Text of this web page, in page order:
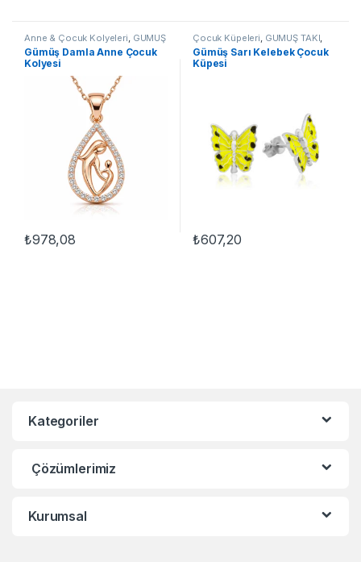
Anne & Çocuk Kolyeleri GÜMÜŞ
TAKI Kadın Kolyeleri Kolye
Gümüş Damla Anne Çocuk
Kolyesi
₺978,08
Çocuk Küpeleri GÜMÜŞ TAKI
Küpe
Gümüş Sarı Kelebek Çocuk
Küpesi
₺607,20
Kategoriler
Çözümlerimiz
Kurumsal